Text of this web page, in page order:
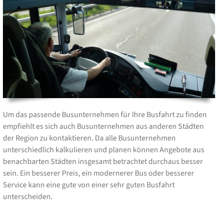
Um das passende Busunternehmen für Ihre Busfahrt zu finden
empfiehlt es sich auch Busunternehmen aus anderen Städten
der Region zu kontaktieren. Da alle Busunternehmen
unterschiedlich kalkulieren und planen können Angebote aus
benachbarten Städten insgesamt betrachtet durchaus besser
sein. Ein besserer Preis, ein modernerer Bus oder besserer
Service kann eine gute von einer sehr guten Busfahrt
unterscheiden.